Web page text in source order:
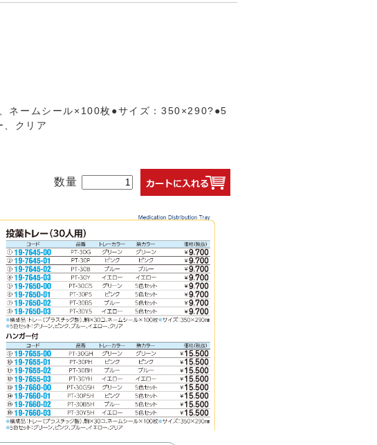
ネームシール×100枚●サイズ：350×290?●5
、クリア
数量